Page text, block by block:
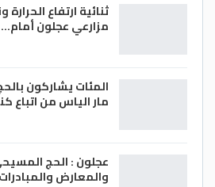
ثنائية ارتفاع
مزارعي عجلون أمام…
المئات يشاركون
مار الياس من اتباع
عجلون : الحج
والمعارض